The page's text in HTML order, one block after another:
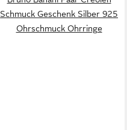
Schmuck Geschenk Silber 925
Ohrschmuck Ohrringe